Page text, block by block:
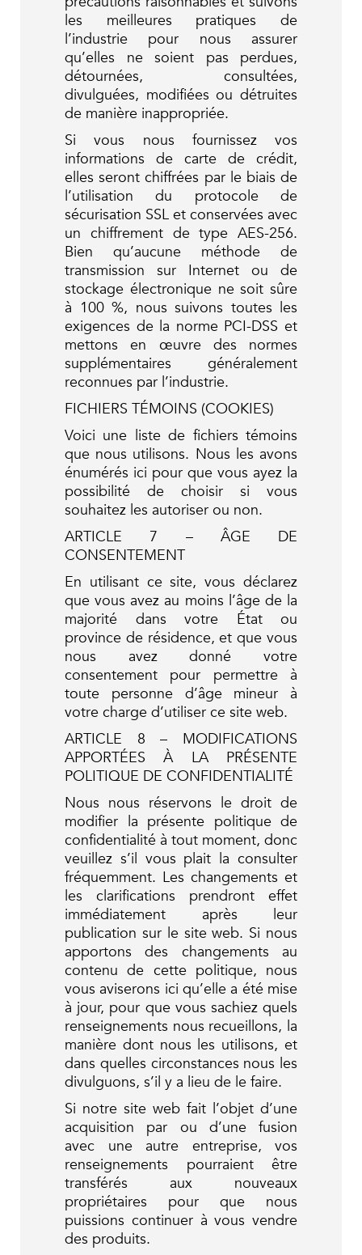
les meilleures pratiques de
l’industrie pour nous assurer
qu’elles ne soient pas perdues,
détournées, consultées,
divulguées, modifiées ou détruites
de manière inappropriée.
Si vous nous fournissez vos
informations de carte de crédit,
elles seront chiffrées par le biais de
l’utilisation du protocole de
sécurisation SSL et conservées avec
un chiffrement de type AES-256.
Bien qu’aucune méthode de
transmission sur Internet ou de
stockage électronique ne soit sûre
à 100 %, nous suivons toutes les
exigences de la norme PCI-DSS et
mettons en œuvre des normes
supplémentaires généralement
reconnues par l’industrie.
FICHIERS TÉMOINS (COOKIES)
Voici une liste de fichiers témoins
que nous utilisons. Nous les avons
énumérés ici pour que vous ayez la
possibilité de choisir si vous
souhaitez les autoriser ou non.
ARTICLE 7 – ÂGE DE
CONSENTEMENT
En utilisant ce site, vous déclarez
que vous avez au moins l’âge de la
majorité dans votre État ou
province de résidence, et que vous
nous avez donné votre
consentement pour permettre à
toute personne d’âge mineur à
votre charge d’utiliser ce site web.
ARTICLE 8 – MODIFICATIONS
APPORTÉES À LA PRÉSENTE
POLITIQUE DE CONFIDENTIALITÉ
Nous nous réservons le droit de
modifier la présente politique de
confidentialité à tout moment, donc
veuillez s’il vous plait la consulter
fréquemment. Les changements et
les clarifications prendront effet
immédiatement après leur
publication sur le site web. Si nous
apportons des changements au
contenu de cette politique, nous
vous aviserons ici qu’elle a été mise
à jour, pour que vous sachiez quels
renseignements nous recueillons, la
manière dont nous les utilisons, et
dans quelles circonstances nous les
divulguons, s’il y a lieu de le faire.
Si notre site web fait l’objet d’une
acquisition par ou d’une fusion
avec une autre entreprise, vos
renseignements pourraient être
transférés aux nouveaux
propriétaires pour que nous
puissions continuer à vous vendre
des produits.